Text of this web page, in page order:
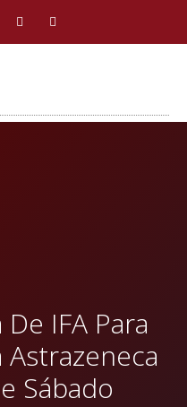
IFA Para
Astrazeneca
Sábado